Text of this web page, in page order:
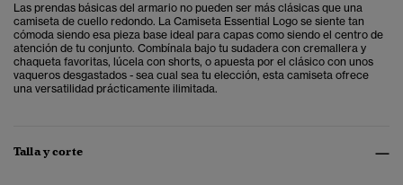
Las prendas básicas del armario no pueden ser más clásicas que una
camiseta de cuello redondo. La Camiseta Essential Logo se siente tan
cómoda siendo esa pieza base ideal para capas como siendo el centro de
atención de tu conjunto. Combínala bajo tu sudadera con cremallera y
chaqueta favoritas, lúcela con shorts, o apuesta por el clásico con unos
vaqueros desgastados - sea cual sea tu elección, esta camiseta ofrece
una versatilidad prácticamente ilimitada.
Talla y corte